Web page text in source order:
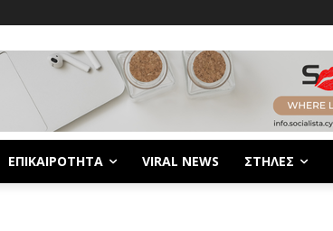
ΕΠΙΚΑΙΡΟΤΗΤΑ VIRAL NEWS ΣΤΗΛΕΣ